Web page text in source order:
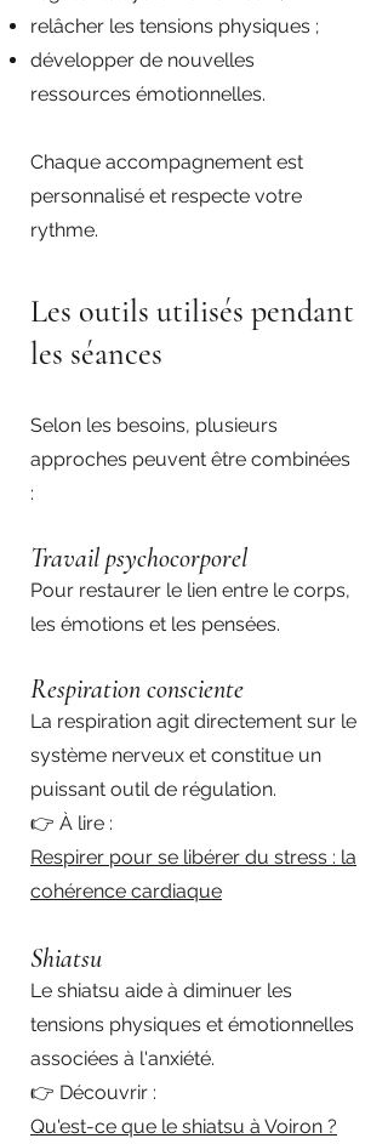
relâcher les tensions physiques ;
développer de nouvelles
ressources émotionnelles.
Chaque accompagnement est
personnalisé et respecte votre
rythme.
Les outils utilisés pendant
les séances
Selon les besoins, plusieurs
approches peuvent être combinées
:
Travail psychocorporel
Pour restaurer le lien entre le corps,
les émotions et les pensées.
Respiration consciente
La respiration agit directement sur le
système nerveux et constitue un
puissant outil de régulation.
👉 À lire :
Respirer pour se libérer du stress : la
cohérence cardiaque
Shiatsu
Le shiatsu aide à diminuer les
tensions physiques et émotionnelles
associées à l'anxiété.
👉 Découvrir :
Qu'est-ce que le shiatsu à Voiron ?